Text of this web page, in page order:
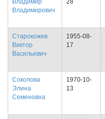
Владимир
Владимирович
28
Старокожев
Виктор
Васильевич
1955-08-
17
Соколова
Элина
Семеновна
1970-10-
13